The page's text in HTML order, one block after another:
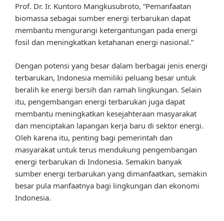
Prof. Dr. Ir. Kuntoro Mangkusubroto, “Pemanfaatan
biomassa sebagai sumber energi terbarukan dapat
membantu mengurangi ketergantungan pada energi
fosil dan meningkatkan ketahanan energi nasional.”
Dengan potensi yang besar dalam berbagai jenis energi
terbarukan, Indonesia memiliki peluang besar untuk
beralih ke energi bersih dan ramah lingkungan. Selain
itu, pengembangan energi terbarukan juga dapat
membantu meningkatkan kesejahteraan masyarakat
dan menciptakan lapangan kerja baru di sektor energi.
Oleh karena itu, penting bagi pemerintah dan
masyarakat untuk terus mendukung pengembangan
energi terbarukan di Indonesia. Semakin banyak
sumber energi terbarukan yang dimanfaatkan, semakin
besar pula manfaatnya bagi lingkungan dan ekonomi
Indonesia.